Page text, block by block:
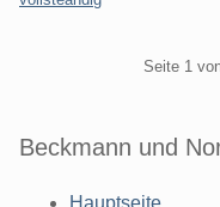
Seite 1
Beckmann und
Hauptseite